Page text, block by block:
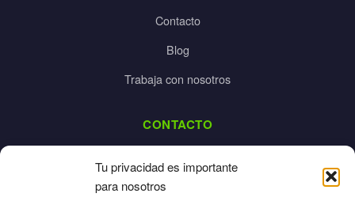
Tu privacidad es importante
para nosotros
Contacto
Blog
Trabaja con nosotros
CONTACTO
925 532 213